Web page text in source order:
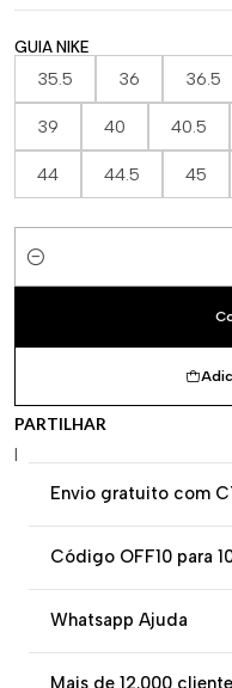
GUIA NIKE
35.5 36 36.5
39 40 40.5
44 44.5 45
Quantidade
PARTILHAR
|
Envio gratuito com
Código OFF10 para
Whatsapp Ajuda
Mais de 12.000